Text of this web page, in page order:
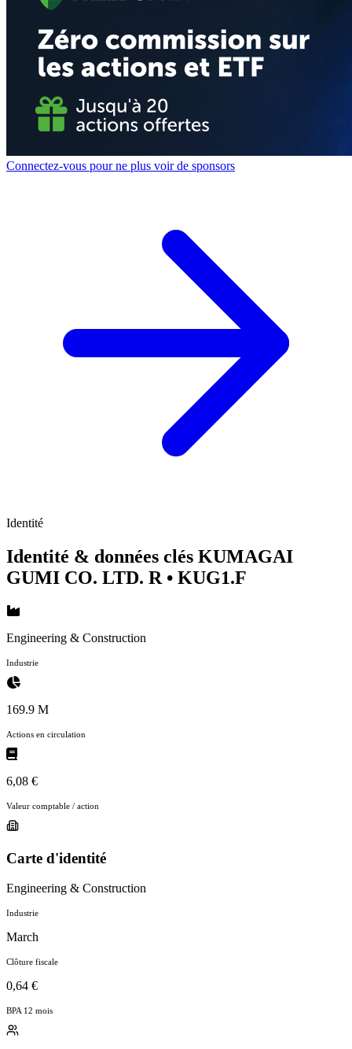
Connectez-vous pour ne plus voir de sponsors
Identité
Identité & données clés KUMAGAI
GUMI CO. LTD. R • KUG1.F
Engineering & Construction
Industrie
169.9 M
Actions en circulation
6,08 €
Valeur comptable / action
Carte d'identité
Engineering & Construction
Industrie
March
Clôture fiscale
0,64 €
BPA 12 mois